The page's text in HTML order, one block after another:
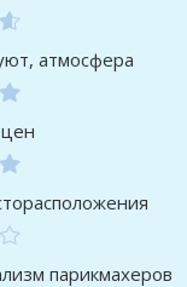
атмосфера
парикмахеров